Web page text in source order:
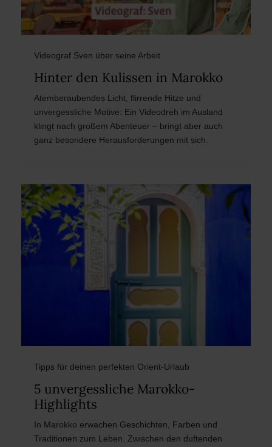
Videograf Sven über seine Arbeit
Hinter den Kulissen in Marokko
Atemberaubendes Licht, flirrende Hitze und
unvergessliche Motive: Ein Videodreh im Ausland
klingt nach großem Abenteuer – bringt aber auch
ganz besondere Herausforderungen mit sich.
Tipps für deinen perfekten Orient-Urlaub
5 unvergessliche Marokko-
Highlights
In Marokko erwachen Geschichten, Farben und
Traditionen zum Leben. Zwischen den duftenden